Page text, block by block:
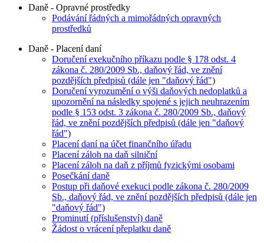
Daně - Opravné prostředky
Podávání řádných a mimořádných opravných
prostředků
Daně - Placení daní
Doručení exekučního příkazu podle § 178 odst. 4
zákona č. 280/2009 Sb., daňový řád, ve znění
pozdějších předpisů (dále jen "daňový řád")
Doručení vyrozumění o výši daňových nedoplatků a
upozornění na následky spojené s jejich neuhrazením
podle § 153 odst. 3 zákona č. 280/2009 Sb., daňový
řád, ve znění pozdějších předpisů (dále jen "daňový
řád")
Placení daní na účet finančního úřadu
Placení záloh na daň silniční
Placení záloh na daň z příjmů fyzickými osobami
Posečkání daně
Postup při daňové exekuci podle zákona č. 280/2009
Sb., daňový řád, ve znění pozdějších předpisů (dále jen
"daňový řád")
Prominutí (příslušenství) daně
Žádost o vrácení přeplatku daně